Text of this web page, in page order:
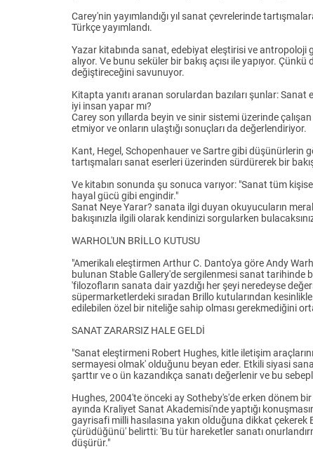
Carey'nin yayımlandığı yıl sanat çevrelerinde
Türkçe yayımlandı.
Yazar kitabında sanat, edebiyat eleştirisi ve antropoloji
alıyor. Ve bunu seküler bir bakış açısı ile yapıyor.
değiştireceğini savunuyor.
Kitapta yanıtı aranan sorulardan bazıları şunlar:
iyi insan yapar mı?
Carey son yıllarda beyin ve sinir sistemi üzerinde
etmiyor ve onların ulaştığı sonuçları da değerlendiriyor.
Kant, Hegel, Schopenhauer ve Sartre gibi düşünürlerin
tartışmaları sanat eserleri üzerinden sürdürerek bir
Ve kitabın sonunda şu sonuca varıyor: "Sanat tüm
hayal gücü gibi engindir."
Sanat Neye Yarar? sanata ilgi duyan okuyucuların
bakışınızla ilgili olarak kendinizi sorgularken
WARHOL'UN BRİLLO KUTUSU
"Amerikalı eleştirmen Arthur C. Danto'ya göre Andy
bulunan Stable Gallery'de sergilenmesi sanat tarihinde
'filozofların sanata dair yazdığı her şeyi neredeyse
süpermarketlerdeki sıradan Brillo kutularından
edilebilen özel bir niteliğe sahip olması gerekmediğini
SANAT ZARARSIZ HALE GELDİ
"Sanat eleştirmeni Robert Hughes, kitle iletişim
sermayesi olmak' olduğunu beyan eder. Etkili siyasi
şarttır ve o ün kazandıkça sanatı değerlenir ve bu
Hughes, 2004'te önceki ay Sotheby's'de erken dönem
ayında Kraliyet Sanat Akademisi'nde yaptığı
gayrisafi milli hasılasına yakın olduğuna dikkat çekerek
çürüdüğünü' belirtti: 'Bu tür hareketler sanatı
düşürür."